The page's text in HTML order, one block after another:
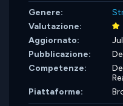
Genere:
Valutazione:
Aggiornato:
Pubblicazione:
Competenze:
Piattaforme: